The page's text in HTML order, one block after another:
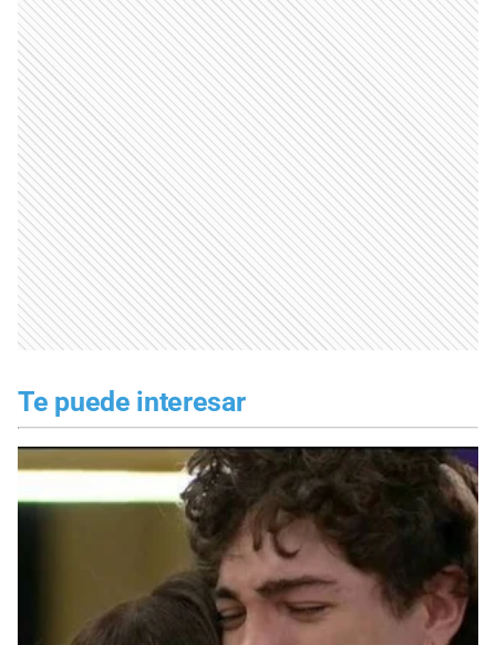
Te puede interesar